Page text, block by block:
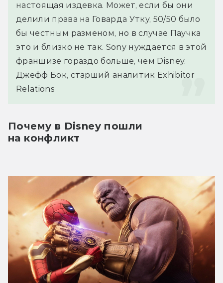
настоящая издевка. Может, если бы они
делили права на Говарда Утку, 50/50 было
бы честным разменом, но в случае Паучка
это и близко не так. Sony нуждается в этой
франшизе гораздо больше, чем Disney.
Джефф Бок, старший аналитик Exhibitor
Relations
Почему в Disney пошли
на конфликт